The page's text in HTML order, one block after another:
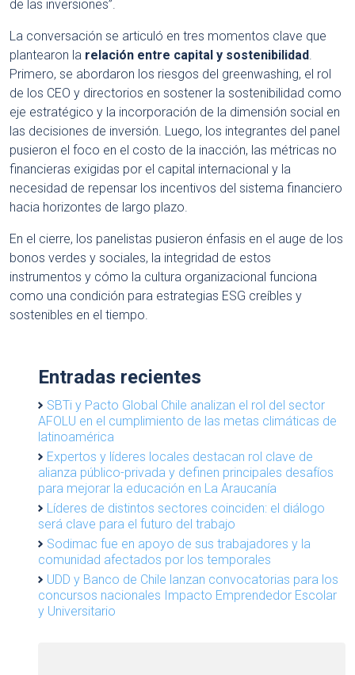
de las inversiones”.
La conversación se articuló en tres momentos clave que
plantearon la relación entre capital y sostenibilidad
Primero, se abordaron los riesgos del greenwashing, el rol
de los CEO y directorios en sostener la sostenibilidad como
eje estratégico y la incorporación de la dimensión social en
las decisiones de inversión. Luego, los integrantes del panel
pusieron el foco en el costo de la inacción, las métricas no
financieras exigidas por el capital internacional y la
necesidad de repensar los incentivos del sistema financiero
hacia horizontes de largo plazo.
En el cierre, los panelistas pusieron énfasis en el auge de los
bonos verdes y sociales, la integridad de estos
instrumentos y cómo la cultura organizacional funciona
como una condición para estrategias ESG creíbles y
sostenibles en el tiempo.
Entradas recientes
SBTi y Pacto Global Chile analizan el rol del sector
AFOLU en el cumplimiento de las metas climáticas de
latinoamérica
Expertos y líderes locales destacan rol clave de
alianza público-privada y definen principales desafíos
para mejorar la educación en La Araucanía
Líderes de distintos sectores coinciden: el diálogo
será clave para el futuro del trabajo
Sodimac fue en apoyo de sus trabajadores y la
comunidad afectados por los temporales
UDD y Banco de Chile lanzan convocatorias para los
concursos nacionales Impacto Emprendedor Escolar
y Universitario